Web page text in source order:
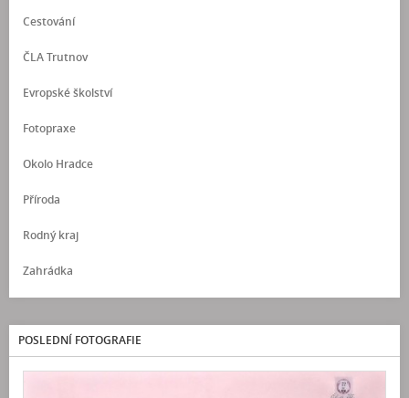
Cestování
ČLA Trutnov
Evropské školství
Fotopraxe
Okolo Hradce
Příroda
Rodný kraj
Zahrádka
POSLEDNÍ FOTOGRAFIE